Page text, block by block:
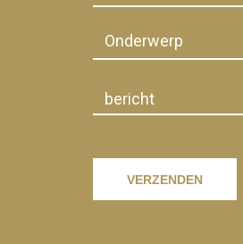
VERZENDEN